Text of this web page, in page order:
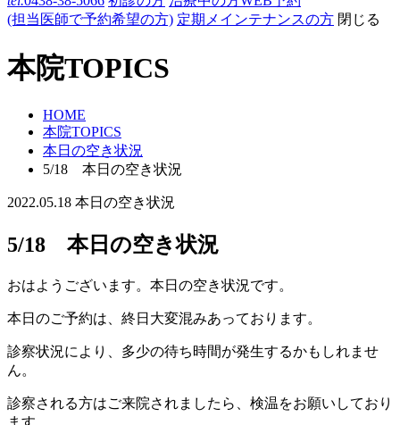
(担当医師で予約希望の方) 定期メインテナンスの方 閉じる
本院TOPICS
HOME
本院TOPICS
本日の空き状況
5/18 本日の空き状況
2022.05.18 本日の空き状況
5/18 本日の空き状況
おはようございます。本日の空き状況です。
本日のご予約は、終日大変混みあっております。
診察状況により、多少の待ち時間が発生するかもしれませ
ん。
診察される方はご来院されましたら、検温をお願いしており
ます。